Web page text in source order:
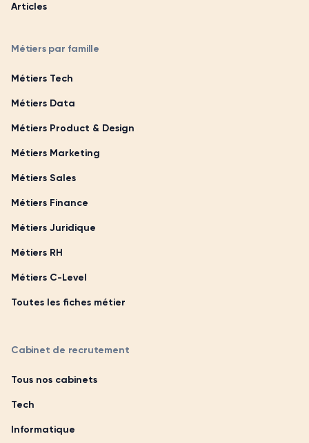
Articles
Métiers par famille
Métiers Tech
Métiers Data
Métiers Product & Design
Métiers Marketing
Métiers Sales
Métiers Finance
Métiers Juridique
Métiers RH
Métiers C-Level
Toutes les fiches métier
Cabinet de recrutement
Tous nos cabinets
Tech
Informatique